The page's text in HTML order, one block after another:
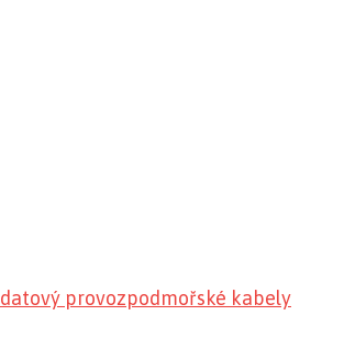
datový provozpodmořské kabely